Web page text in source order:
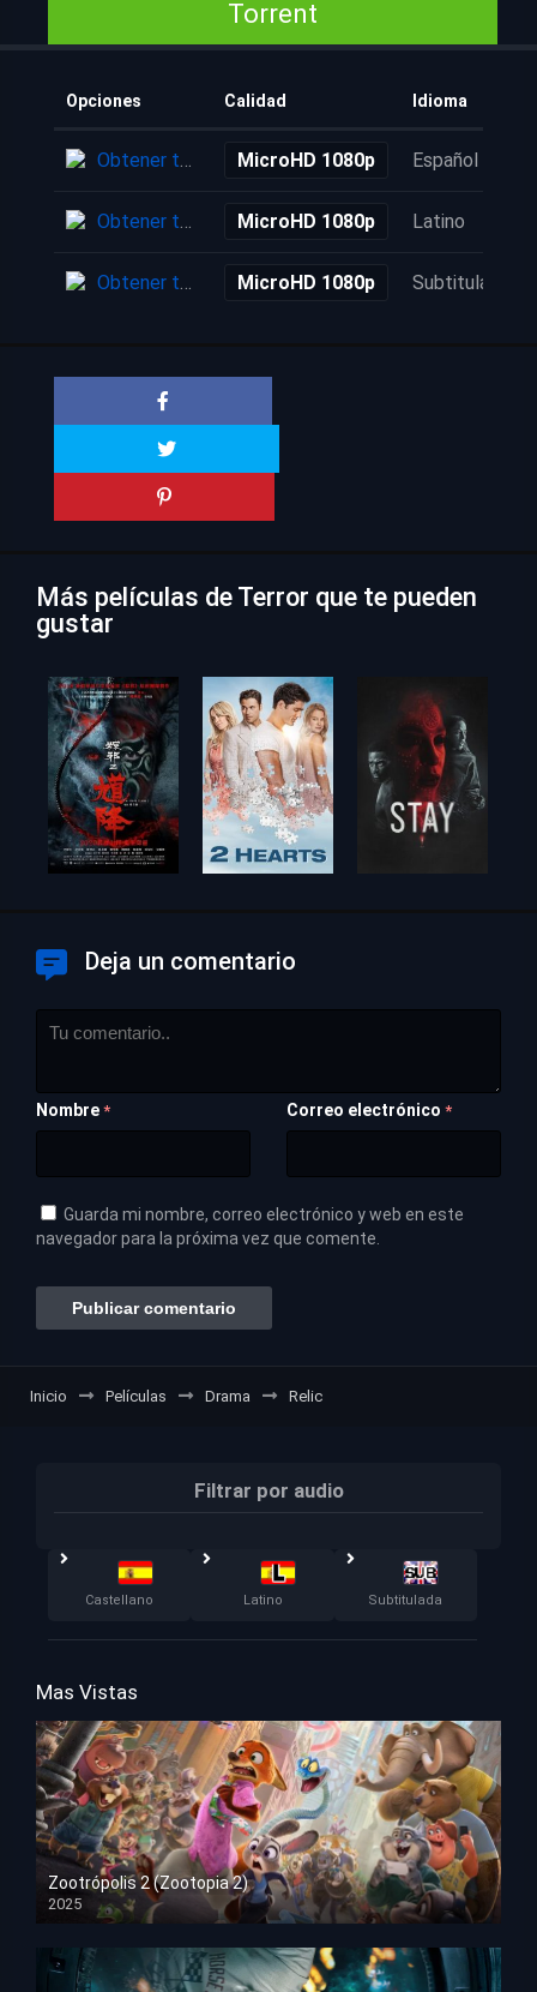
Torrent
Opciones Calidad Idioma
Obtener torrent MicroHD 1080p Español
Obtener torrent MicroHD 1080p Latino
Obtener torrent MicroHD 1080p Subtitulada
Más películas de Terror que te pueden
gustar
Deja un comentario
Nombre * Correo electrónico *
Guarda mi nombre, correo electrónico y web en este
navegador para la próxima vez que comente.
Inicio Películas Drama Relic
Filtrar por audio
Castellano Latino Subtitulada
Mas Vistas
Zootrópolis 2 (Zootopia 2)
2025
HD 1080p